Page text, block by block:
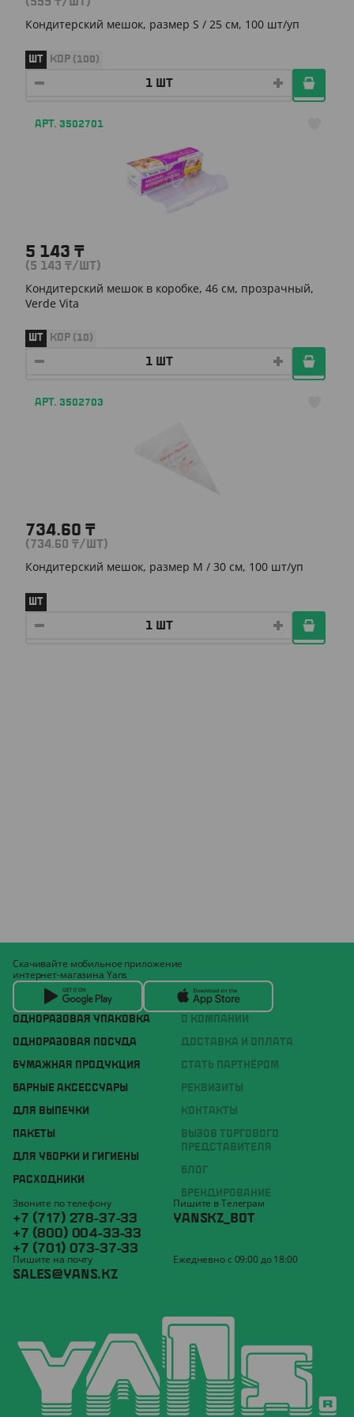
Кондитерский мешок, размер S / 25 см, 100 шт/уп
ШТ КОР (100)
АРТ. 3502701
5 143 ₸
(5 143 ₸/ШТ)
Кондитерский мешок в коробке, 46 см, прозрачный,
Verde Vita
ШТ КОР (10)
АРТ. 3502703
734.60 ₸
(734.60 ₸/ШТ)
Кондитерский мешок, размер M / 30 см, 100 шт/уп
ШТ
ОДНОРАЗОВАЯ УПАКОВКА
ОДНОРАЗОВАЯ ПОСУДА
БУМАЖНАЯ ПРОДУКЦИЯ
БАРНЫЕ АКСЕССУАРЫ
ДЛЯ ВЫПЕЧКИ
ПАКЕТЫ
ДЛЯ УБОРКИ И ГИГИЕНЫ
РАСХОДНИКИ
О КОМПАНИИ
ДОСТАВКА И ОПЛАТА
СТАТЬ ПАРТНЁРОМ
РЕКВИЗИТЫ
КОНТАКТЫ
ВЫЗОВ ТОРГОВОГО
ПРЕДСТАВИТЕЛЯ
БЛОГ
БРЕНДИРОВАНИЕ
Скачивайте мобильное приложение
интернет-магазина Yans
Звоните по телефону
+7 (717) 278-37-33
+7 (800) 004-33-33
+7 (701) 073-37-33
Пишите в Телеграм
YANSKZ_BOT
Пишите на почту
SALES@YANS.KZ
Ежедневно с 09:00 до 18:00